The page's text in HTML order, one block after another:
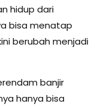
hidup dari
bisa menatap
berubah menjadi
banjir
hanya bisa